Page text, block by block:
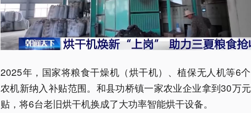
2025年，国家将粮食干燥机（烘干机）、植保无人机等6
农机新纳入补贴范围。和县功桥镇一家农业企业拿到30万
贴，将6台老旧烘干机换成了大功率智能烘干设备。